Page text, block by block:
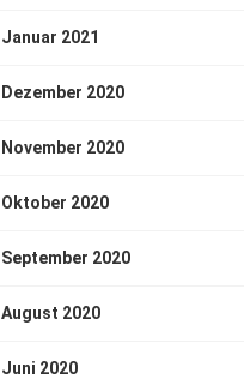
Januar 2021
Dezember 2020
November 2020
Oktober 2020
September 2020
August 2020
Juni 2020